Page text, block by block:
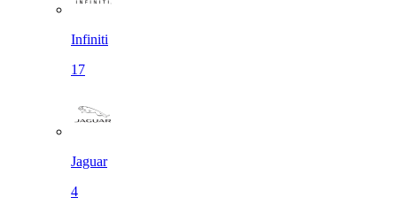
Infiniti
17
Jaguar
4